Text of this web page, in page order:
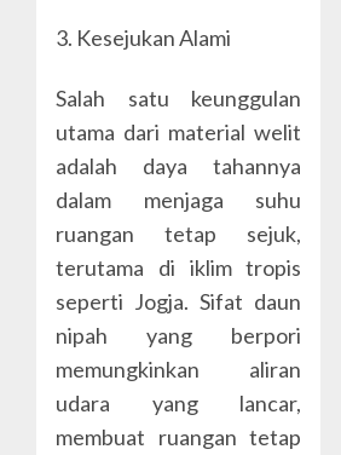
3. Kesejukan Alami
Salah satu keunggulan
utama dari material welit
adalah daya tahannya
dalam menjaga suhu
ruangan tetap sejuk,
terutama di iklim tropis
seperti Jogja. Sifat daun
nipah yang berpori
memungkinkan aliran
udara yang lancar,
membuat ruangan tetap